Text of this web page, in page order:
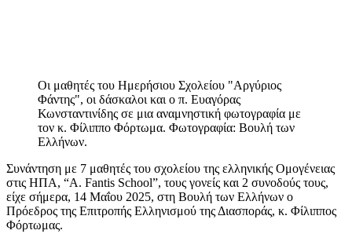
Οι μαθητές του Ημερήσιου Σχολείου "Αργύριος
Φάντης", οι δάσκαλοι και ο π. Ευαγόρας
Κωνσταντινίδης σε μια αναμνηστική φωτογραφία με
τον κ. Φίλιππο Φόρτωμα. Φωτογραφία: Βουλή των
Ελλήνων.
Συνάντηση με 7 μαθητές του σχολείου της ελληνικής Ομογένειας
στις ΗΠΑ, “A. Fantis School”, τους γονείς και 2 συνοδούς τους,
είχε σήμερα, 14 Μαΐου 2025, στη Βουλή των Ελλήνων ο
Πρόεδρος της Επιτροπής Ελληνισμού της Διασποράς, κ. Φίλιππος
Φόρτωμας.